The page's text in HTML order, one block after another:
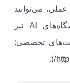
می‌توانید
از تجربیات و شبکه‌های تخصصی نمایشگاه‌های AI نیز
تخصصی: